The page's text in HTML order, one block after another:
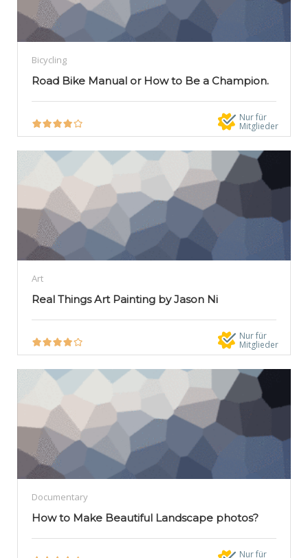
Bicycling
Road Bike Manual or How to Be a Champion.
Nur für
Mitglieder
Art
Real Things Art Painting by Jason Ni
Nur für
Mitglieder
Documentary
How to Make Beautiful Landscape photos?
Nur für